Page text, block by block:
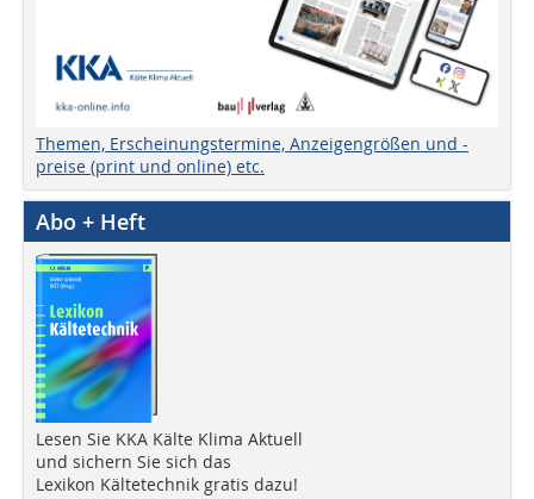
Themen, Erscheinungstermine, Anzeigengrößen und -
preise (print und online) etc.
Abo + Heft
Lesen Sie KKA Kälte Klima Aktuell
und sichern Sie sich das
Lexikon Kältetechnik gratis dazu!